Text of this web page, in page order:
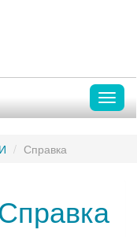
Справка